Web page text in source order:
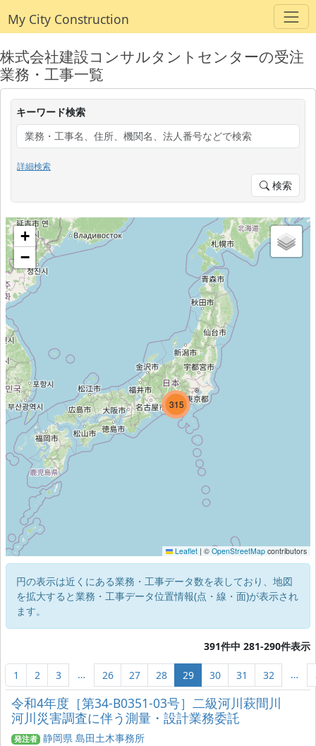
My City Construction
株式会社建設コンサルタントセンターの受注
業務・工事一覧
キーワード検索
詳細検索
検索
25
363
315
+
−
Leaflet | © OpenStreetMap contributors
円の表示は近くにある業務・工事データ数を表しており、地図
を拡大すると業務・工事データ位置情報(点・線・面)が表示され
ます。
391件中 281-290件表示
1 2 3 … 26 27 28 29 30 31 32 …
令和4年度［第34‐B0351‐03号］二級河川萩間川
河川災害調査に伴う測量・設計業務委託
発注者 静岡県 島田土木事務所